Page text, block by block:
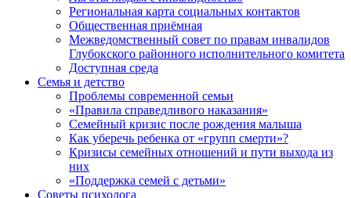
Региональная карта социальных контактов
Общественная приёмная
Межведомственный совет по правам инвалидов
Глубокского районного исполнительного комитета
Доступная среда
Семья и детство
Проблемы современной семьи
«Правила справедливого наказания»
Семейный кризис после рождения малыша
Как уберечь ребенка от «групп смерти»?
Кризисы семейных отношений и пути выхода из
них
«Поддержка семей с детьми»
Советы психолога